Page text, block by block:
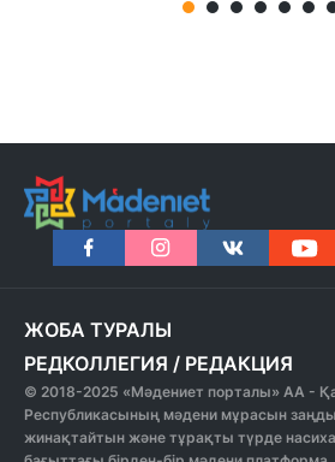
ЖОБА ТУРАЛЫ
РЕДКОЛЛЕГИЯ / РЕДАКЦИЯ
© 2018-2025 «Мәдениет порталы» АА -
Республикасының мәдени мұрасын
жинақтайтын және тұрақты түрде